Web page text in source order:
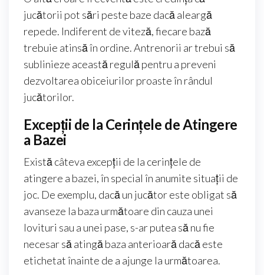
jucătorii pot sări peste baze dacă aleargă
repede. Indiferent de viteză, fiecare bază
trebuie atinsă în ordine. Antrenorii ar trebui să
sublinieze această regulă pentru a preveni
dezvoltarea obiceiurilor proaste în rândul
jucătorilor.
Excepții de la Cerințele de Atingere
a Bazei
Există câteva excepții de la cerințele de
atingere a bazei, în special în anumite situații de
joc. De exemplu, dacă un jucător este obligat să
avanseze la baza următoare din cauza unei
lovituri sau a unei pase, s-ar putea să nu fie
necesar să atingă baza anterioară dacă este
etichetat înainte de a ajunge la următoarea.